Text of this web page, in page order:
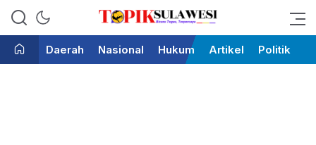
Topik Sulawesi
Bicara Tegas Terpercaya
Daerah
Nasional Hukum Artikel Politik